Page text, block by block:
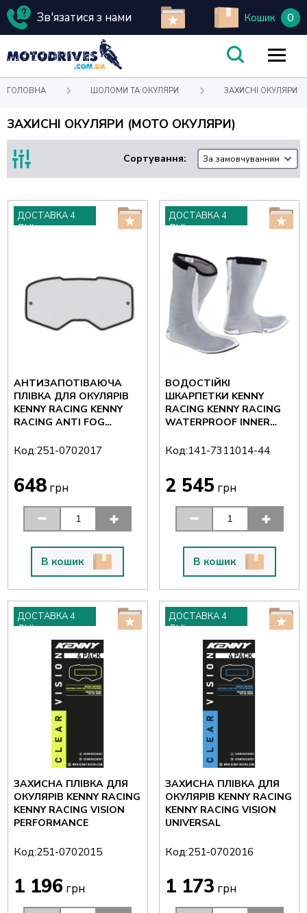
Зв'язатися з нами Кошик 0
ГОЛОВНА ШОЛОМИ ТА ОКУЛЯРИ ЗАХИСНІ ОКУЛЯРИ
ЗАХИСНІ ОКУЛЯРИ (МОТО ОКУЛЯРИ)
Сортування: За замовчуванням
ДОСТАВКА 4
ДНІ
АНТИЗАПОТІВАЮЧА
ПЛІВКА ДЛЯ ОКУЛЯРІВ
KENNY RACING KENNY
RACING ANTI FOG
Код:251-0702017
648грн
В кошик
ДОСТАВКА 4
ДНІ
ВОДОСТІЙКІ
ШКАРПЕТКИ KENNY
RACING KENNY RACING
WATERPROOF INNER
Код:141-7311014-44
2 545 грн
В кошик
ДОСТАВКА 4
ДНІ
ЗАХИСНА ПЛІВКА ДЛЯ
ОКУЛЯРІВ KENNY RACING
KENNY RACING VISION
PERFORMANCE
Код:251-0702015
1 196 грн
ДОСТАВКА 4
ДНІ
ЗАХИСНА ПЛІВКА ДЛЯ
ОКУЛЯРІВ KENNY RACING
KENNY RACING VISION
UNIVERSAL
Код:251-0702016
1 173 грн